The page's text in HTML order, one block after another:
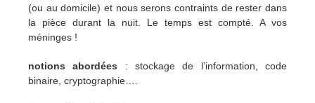
(ou au domicile) et nous serons contraints de rester dans
la pièce durant la nuit. Le temps est compté. A vos
méninges !
notions abordées : stockage de l’information, code
binaire, cryptographie….